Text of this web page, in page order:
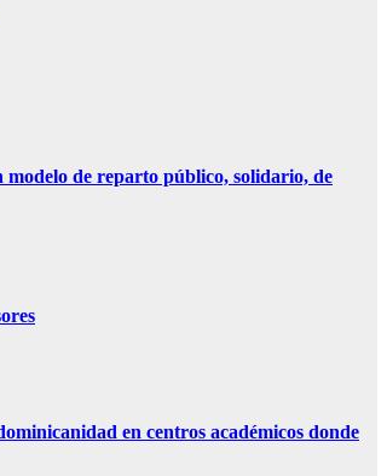
de reparto público, solidario, de
en centros académicos donde